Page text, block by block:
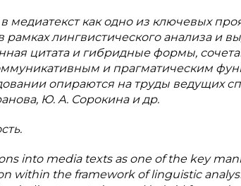
медиатекст как одно из ключевых
рамках лингвистического анализа и
цитата и гибридные формы,
и прагматическим
опираются на труды ведущих
Ю. А. Сорокина и др.
into media texts as one of the key
within the framework of linguistic